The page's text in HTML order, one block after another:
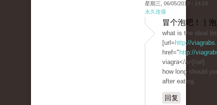
星期三, 06/05/2019 - 14:24
永久连接
冒个泡吧！ |
what is the ideal
[url= http://
href=" http://
viagra</a>[/url]
how long should
after eating.
回复